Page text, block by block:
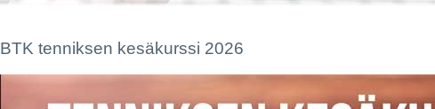
BTK tenniksen kesäkurssi 2026